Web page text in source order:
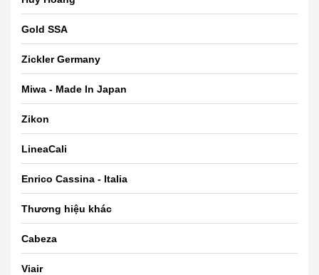
Gold SSA
Zickler Germany
Miwa - Made In Japan
Zikon
LineaCali
Enrico Cassina - Italia
Thương hiệu khác
Cabeza
Viair